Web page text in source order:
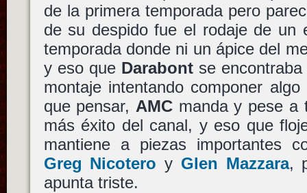
de la primera temporada pero
de su despido fue el rodaje de un
temporada donde ni un ápice del
y eso que Darabontse encontraba
montaje intentando componer
que pensar, AMC manda y pese a
más éxito del canal, y eso que
mantiene a piezas importantes
Greg Nicotero y Glen Mazzara,
apunta triste.